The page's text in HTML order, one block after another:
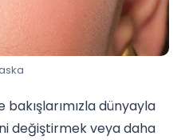
bakışlarımızla dünyayla
değiştirmek veya daha